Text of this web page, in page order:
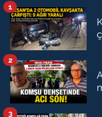
1
2
3